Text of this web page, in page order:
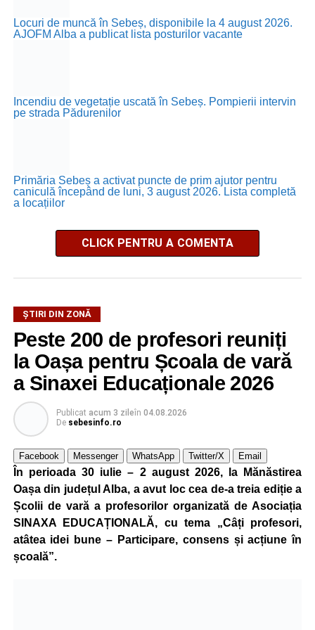
Locuri de muncă în Sebeș, disponibile la 4 august 2026.
AJOFM Alba a publicat lista posturilor vacante
Incendiu de vegetație uscată în Sebeș. Pompierii intervin
pe strada Pădurenilor
Primăria Sebeș a activat puncte de prim ajutor pentru
caniculă începând de luni, 3 august 2026. Lista completă
a locațiilor
CLICK PENTRU A COMENTA
ȘTIRI DIN ZONĂ
Peste 200 de profesori reuniți
la Oașa pentru Școala de vară
a Sinaxei Educaționale 2026
Publicat acum 3 zileîn 04.08.2026
De sebesinfo.ro
Facebook Messenger WhatsApp Twitter/X Email
În perioada 30 iulie – 2 august 2026, la Mănăstirea
Oașa din județul Alba, a avut loc cea de-a treia ediție a
Școlii de vară a profesorilor organizată de Asociația
SINAXA EDUCAȚIONALĂ, cu tema „Câți profesori,
atâtea idei bune – Participare, consens și acțiune în
școală”.